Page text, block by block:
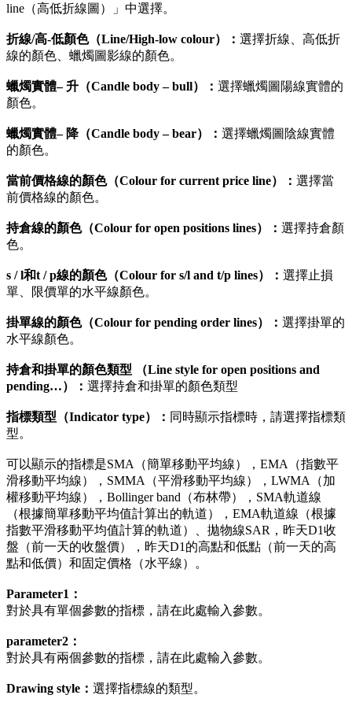
line（高低折線圖）」中選擇。
折線/高-低顏色（Line/High-low colour）： 選擇折線、高低折
線的顏色、蠟燭圖影線的顏色。
蠟燭實體– 升（Candle body – bull）： 選擇蠟燭圖陽線實體的
顏色。
蠟燭實體– 降（Candle body – bear）： 選擇蠟燭圖陰線實體
的顏色。
當前價格線的顏色（Colour for current price line）： 選擇當
前價格線的顏色。
持倉線的顏色（Colour for open positions lines）： 選擇持倉顏
色。
s / l和t / p線的顏色（Colour for s/l and t/p lines）： 選擇止損
單、限價單的水平線顏色。
掛單線的顏色（Colour for pending order lines）： 選擇掛單的
水平線顏色。
持倉和掛單的顏色類型 （Line style for open positions and
pending…）： 選擇持倉和掛單的顏色類型
指標類型（Indicator type）： 同時顯示指標時，請選擇指標類
型。
可以顯示的指標是SMA（簡單移動平均線），EMA（指數平
滑移動平均線），SMMA（平滑移動平均線），LWMA（加
權移動平均線），Bollinger band（布林帶），SMA軌道線
（根據簡單移動平均值計算出的軌道），EMA軌道線（根據
指數平滑移動平均值計算的軌道）、拋物線SAR，昨天D1收
盤（前一天的收盤價），昨天D1的高點和低點（前一天的高
點和低價）和固定價格（水平線）。
Parameter1：
對於具有單個參數的指標，請在此處輸入參數。
parameter2：
對於具有兩個參數的指標，請在此處輸入參數。
Drawing style： 選擇指標線的類型。